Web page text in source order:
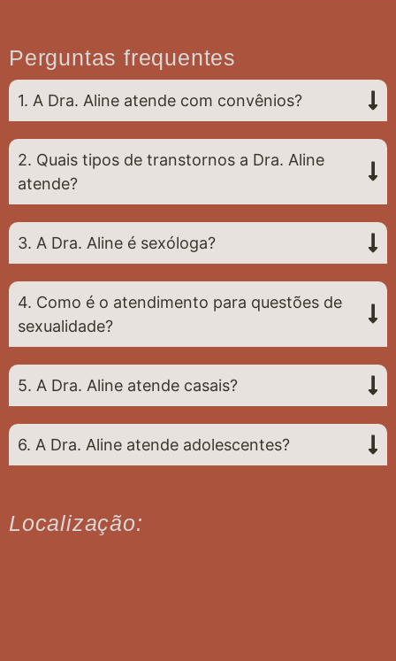
Perguntas frequentes
1. A Dra. Aline atende com convênios?
2. Quais tipos de transtornos a Dra. Aline
atende?
3. A Dra. Aline é sexóloga?
4. Como é o atendimento para questões de
sexualidade?
5. A Dra. Aline atende casais?
6. A Dra. Aline atende adolescentes?
Localização: